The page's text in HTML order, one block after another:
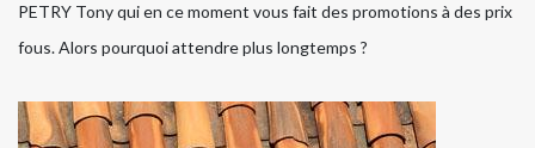
PETRY Tony qui en ce moment vous fait des promotions à des prix
fous. Alors pourquoi attendre plus longtemps ?